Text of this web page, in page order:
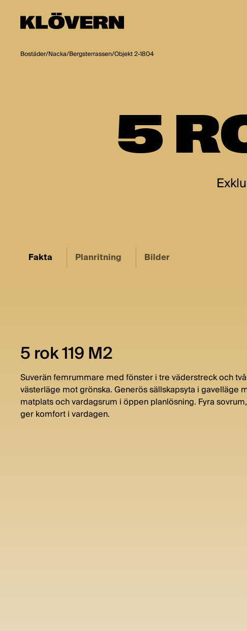
Bostäder/Nacka/Bergsterrassen/Objekt 2-1804
5
Fakta Planritning Bilder
5 rok 119 M2
Suverän femrummare med fönster i tre väderstreck och
västerläge mot grönska. Generös sällskapsyta i gavelläge
matplats och vardagsrum i öppen planlösning. Fyra
ger komfort i vardagen.